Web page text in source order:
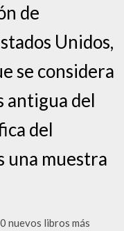
de
Unidos,
se considera
antigua del
del
una muestra
nuevos libros más